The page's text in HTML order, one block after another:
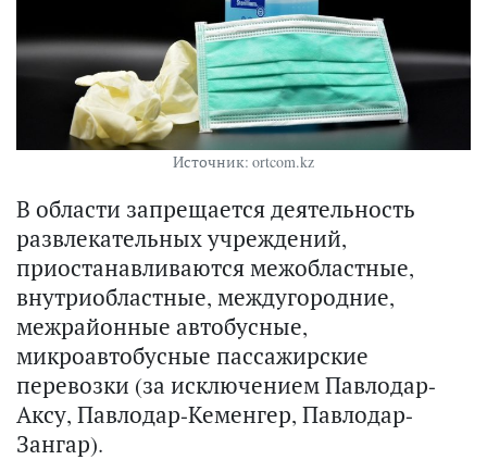
Источник: ortcom.kz
В области запрещается деятельность
развлекательных учреждений,
приостанавливаются межобластные,
внутриобластные, междугородние,
межрайонные автобусные,
микроавтобусные пассажирские
перевозки (за исключением Павлодар-
Аксу, Павлодар-Кеменгер, Павлодар-
Зангар).